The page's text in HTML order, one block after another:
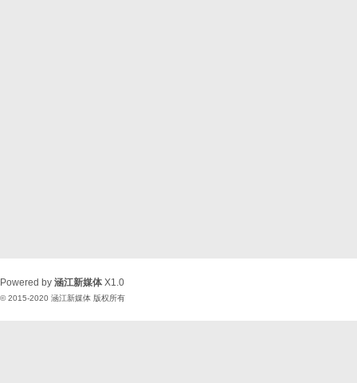
Powered by 涵江新媒体 X1.0
© 2015-2020 涵江新媒体 版权所有